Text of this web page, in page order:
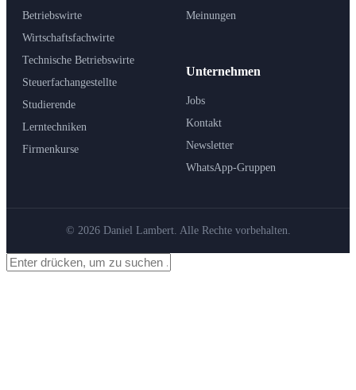
Betriebswirte
Wirtschaftsfachwirte
Technische Betriebswirte
Steuerfachangestellte
Studierende
Lerntechniken
Firmenkurse
Meinungen
Unternehmen
Jobs
Kontakt
Newsletter
WhatsApp-Gruppen
© 2026 Daniel Lambert. Alle Rechte vorbehalten.